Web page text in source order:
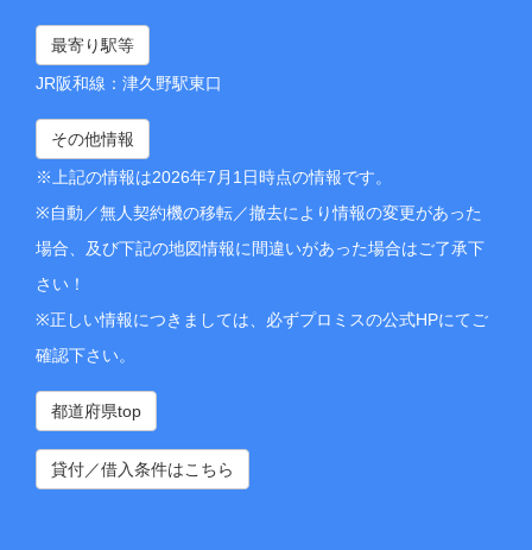
最寄り駅等
JR阪和線：津久野駅東口
その他情報
※上記の情報は2026年7月1日時点の情報です。
※自動／無人契約機の移転／撤去により情報の変更があった
場合、及び下記の地図情報に間違いがあった場合はご了承下
さい！
※正しい情報につきましては、必ずプロミスの公式HPにてご
確認下さい。
都道府県top
貸付／借入条件はこちら